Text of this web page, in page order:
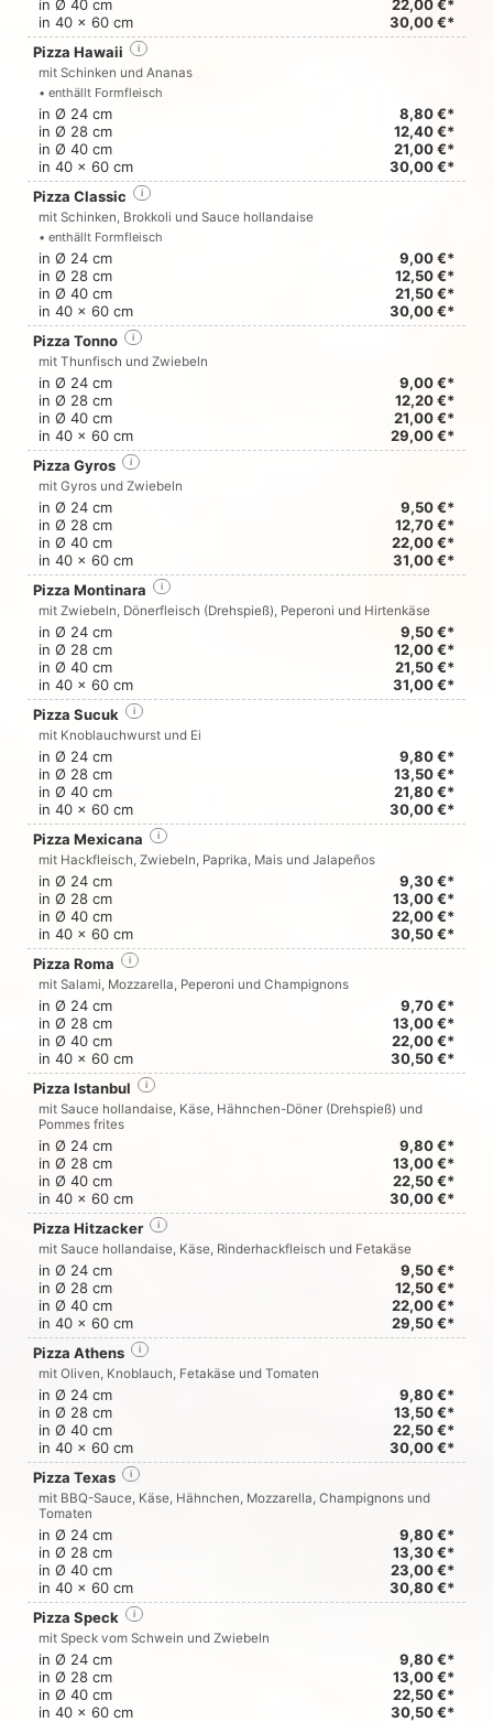
in Ø 40 cm
22,00 €*
in 40 x 60 cm
30,00 €*
Pizza Hawaii
i
mit Schinken und Ananas
• enthällt Formfleisch
in Ø 24 cm
8,80 €*
in Ø 28 cm
12,40 €*
in Ø 40 cm
21,00 €*
in 40 x 60 cm
30,00 €*
Pizza Classic
i
mit Schinken, Brokkoli und Sauce hollandaise
• enthällt Formfleisch
in Ø 24 cm
9,00 €*
in Ø 28 cm
12,50 €*
in Ø 40 cm
21,50 €*
in 40 x 60 cm
30,00 €*
Pizza Tonno
i
mit Thunfisch und Zwiebeln
in Ø 24 cm
9,00 €*
in Ø 28 cm
12,20 €*
in Ø 40 cm
21,00 €*
in 40 x 60 cm
29,00 €*
Pizza Gyros
i
mit Gyros und Zwiebeln
in Ø 24 cm
9,50 €*
in Ø 28 cm
12,70 €*
in Ø 40 cm
22,00 €*
in 40 x 60 cm
31,00 €*
Pizza Montinara
i
mit Zwiebeln, Dönerfleisch (Drehspieß), Peperoni und Hirtenkäse
in Ø 24 cm
9,50 €*
in Ø 28 cm
12,00 €*
in Ø 40 cm
21,50 €*
in 40 x 60 cm
31,00 €*
Pizza Sucuk
i
mit Knoblauchwurst und Ei
in Ø 24 cm
9,80 €*
in Ø 28 cm
13,50 €*
in Ø 40 cm
21,80 €*
in 40 x 60 cm
30,00 €*
Pizza Mexicana
i
mit Hackfleisch, Zwiebeln, Paprika, Mais und Jalapeños
in Ø 24 cm
9,30 €*
in Ø 28 cm
13,00 €*
in Ø 40 cm
22,00 €*
in 40 x 60 cm
30,50 €*
Pizza Roma
i
mit Salami, Mozzarella, Peperoni und Champignons
in Ø 24 cm
9,70 €*
in Ø 28 cm
13,00 €*
in Ø 40 cm
22,00 €*
in 40 x 60 cm
30,50 €*
Pizza Istanbul
i
mit Sauce hollandaise, Käse, Hähnchen-Döner (Drehspieß) und
Pommes frites
in Ø 24 cm
9,80 €*
in Ø 28 cm
13,00 €*
in Ø 40 cm
22,50 €*
in 40 x 60 cm
30,00 €*
Pizza Hitzacker
i
mit Sauce hollandaise, Käse, Rinderhackfleisch und Fetakäse
in Ø 24 cm
9,50 €*
in Ø 28 cm
12,50 €*
in Ø 40 cm
22,00 €*
in 40 x 60 cm
29,50 €*
Pizza Athens
i
mit Oliven, Knoblauch, Fetakäse und Tomaten
in Ø 24 cm
9,80 €*
in Ø 28 cm
13,50 €*
in Ø 40 cm
22,50 €*
in 40 x 60 cm
30,00 €*
Pizza Texas
i
mit BBQ-Sauce, Käse, Hähnchen, Mozzarella, Champignons und
Tomaten
in Ø 24 cm
9,80 €*
in Ø 28 cm
13,30 €*
in Ø 40 cm
23,00 €*
in 40 x 60 cm
30,80 €*
Pizza Speck
i
mit Speck vom Schwein und Zwiebeln
in Ø 24 cm
9,80 €*
in Ø 28 cm
13,00 €*
in Ø 40 cm
22,50 €*
in 40 x 60 cm
30,50 €*